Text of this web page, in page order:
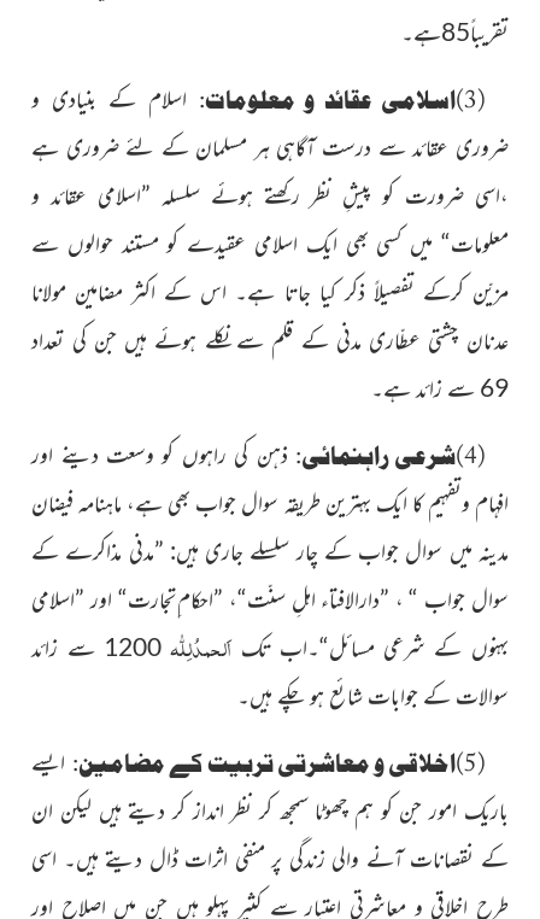
تقریباً85ہے۔
(3)اسلامی عقائد و معلومات:
اسلام کے بنیادی و
ضروری عقائد سے درست آگاہی ہر مسلمان کے لئے ضروری ہے
،اسی ضرورت کو پیشِ نظر رکھتے ہوئے سلسلہ ”اسلامی عقائد و
معلومات“ میں کسی بھی ایک اسلامی عقیدے کو مستند حوالوں سے
مزیّن کرکے تفصیلاً ذکر کیا جاتا ہے۔ اس کے اکثر مضامین مولانا
عدنان چشتی عطّاری مدنی کے قلم سے نکلے ہوئے ہیں جن کی تعداد
69 سے زائد ہے۔
(4)شرعی راہنمائی:
ذہن کی راہوں کو وسعت دینے اور
افہام وتفہیم کا ایک بہترین طریقہ سوال جواب بھی ہے، ماہنامہ فیضان
مدینہ میں سوال جواب کے چار سلسلے جاری ہیں: ”مدنی مذاکرے کے
سوال جواب “ ، ”دارالافتاء اہلِ سنّت“، ”احکام ِتجارت“ اور ”اسلامی
بہنوں کے شرعی مسائل“۔اب تکاَلحمدُلِلّٰہ
1200 سے زائد
سوالات کے جوابات شائع ہو چکے ہیں۔
(5)اخلاقی و معاشرتی تربیت کے مضامین:
ایسے
باریک امور جن کو ہم چھوٹا سمجھ کر نظر انداز کر دیتے ہیں لیکن ان
کے نقصاناتآنے والی زندگی پر منفی اثرات ڈال دیتے ہیں۔ اسی
طرح اخلاقی و معاشرتی اعتبار سے کثیر پہلو ہیں جن میں اصلاح اور